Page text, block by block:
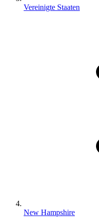
Vereinigte Staaten
New Hampshire